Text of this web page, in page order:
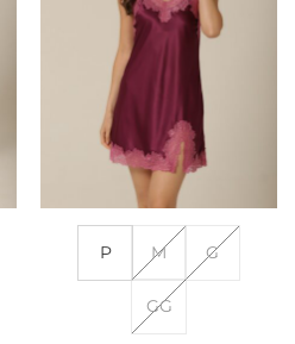
podem
ser
escolhidas
página
do
produto
P M G
GG